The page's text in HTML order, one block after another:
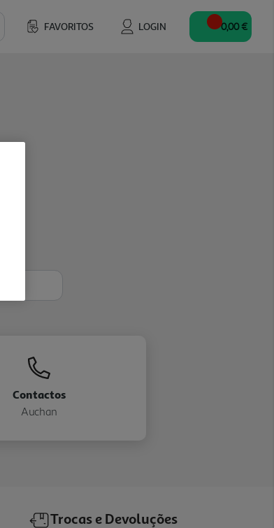
FAVORITOS LOGIN 0,00 €
Contactos
Auchan
Trocas e Devoluções